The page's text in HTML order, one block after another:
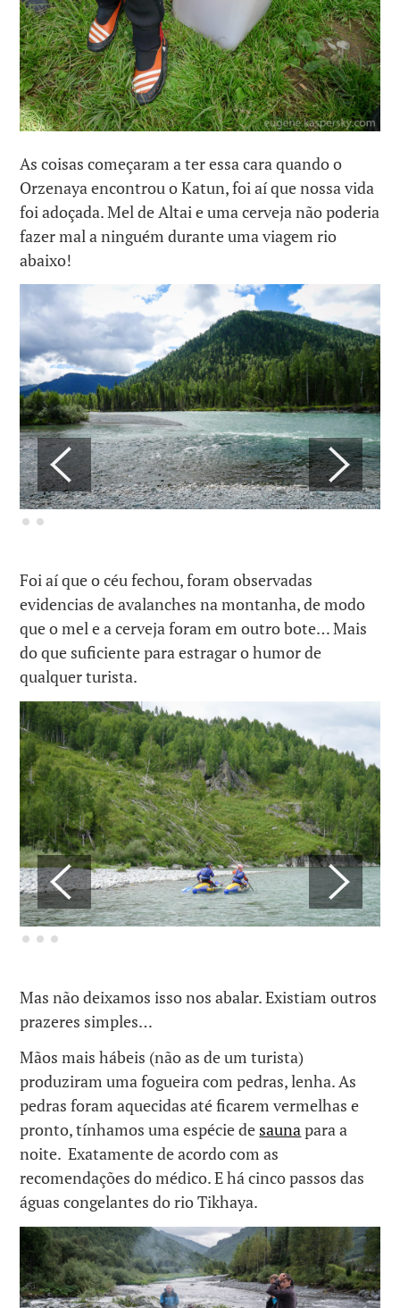
As coisas começaram a ter essa cara quando o
Orzenaya encontrou o Katun, foi aí que nossa vida
foi adoçada. Mel de Altai e uma cerveja não poderia
fazer mal a ninguém durante uma viagem rio
abaixo!
Foi aí que o céu fechou, foram observadas
evidencias de avalanches na montanha, de modo
que o mel e a cerveja foram em outro bote… Mais
do que suficiente para estragar o humor de
qualquer turista.
Mas não deixamos isso nos abalar. Existiam outros
prazeres simples…
Mãos mais hábeis (não as de um turista)
produziram uma fogueira com pedras, lenha. As
pedras foram aquecidas até ficarem vermelhas e
pronto, tínhamos uma espécie de saunapara a
noite. Exatamente de acordo com as
recomendações do médico. E há cinco passos das
águas congelantes do rio Tikhaya.